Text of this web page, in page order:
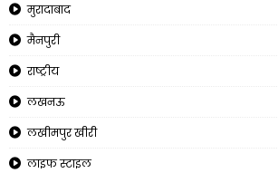
मुरादाबाद
मैनपुरी
राष्ट्रीय
लखनऊ
लखीमपुर खीरी
लाइफ स्टाइल